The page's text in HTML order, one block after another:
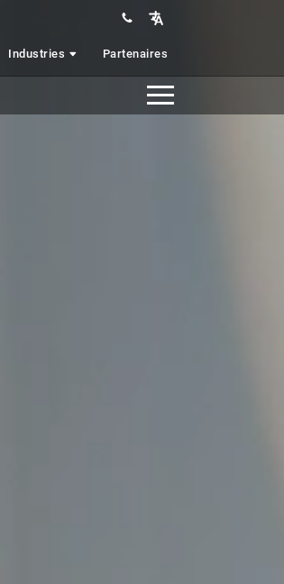
Industries Partenaires